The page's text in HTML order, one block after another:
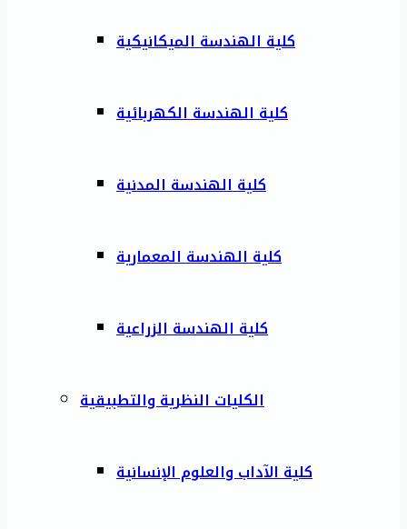
كلية الهندسة الميكانيكية
كلية الهندسة الكهربائية
كلية الهندسة المدنية
كلية الهندسة المعمارية
كلية الهندسة الزراعية
الكليات النظرية والتطبيقية
كلية الآداب والعلوم الإنسانية